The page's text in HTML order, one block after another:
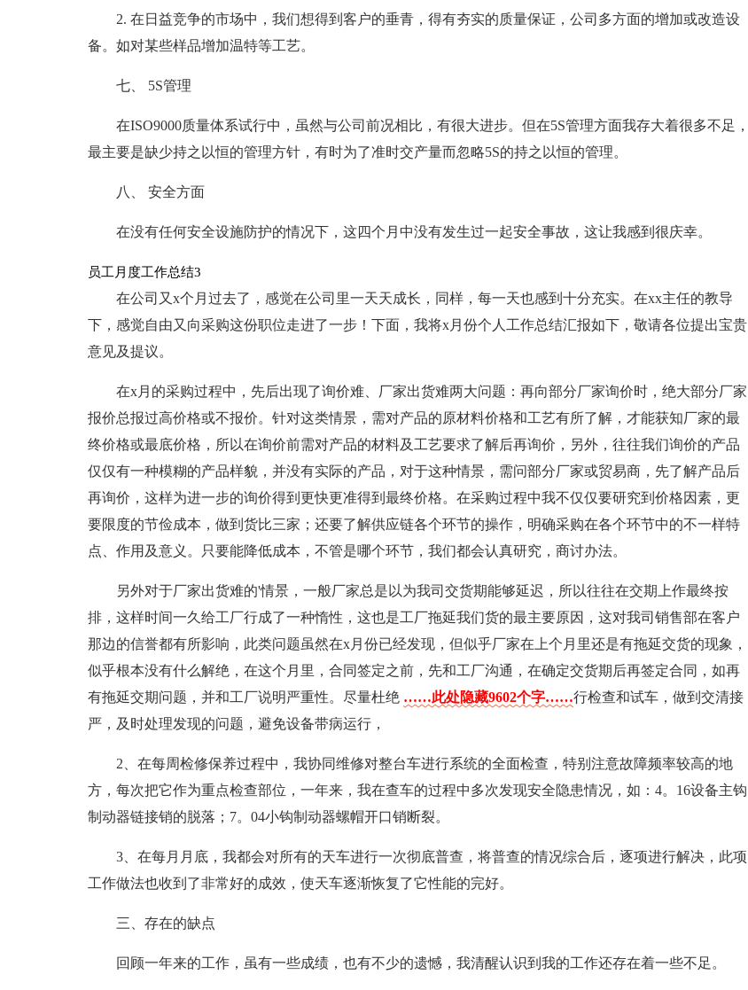
2. 在日益竞争的市场中，我们想得到客户的垂青，得有夯实的质量保证，公司多方面的增加或改造设
备。如对某些样品增加温特等工艺。
七、 5S管理
在ISO9000质量体系试行中，虽然与公司前况相比，有很大进步。但在5S管理方面我存大着很多不足，
最主要是缺少持之以恒的管理方针，有时为了准时交产量而忽略5S的持之以恒的管理。
八、 安全方面
在没有任何安全设施防护的情况下，这四个月中没有发生过一起安全事故，这让我感到很庆幸。
员工月度工作总结3
在公司又x个月过去了，感觉在公司里一天天成长，同样，每一天也感到十分充实。在xx主任的教导
下，感觉自由又向采购这份职位走进了一步！下面，我将x月份个人工作总结汇报如下，敬请各位提出宝贵
意见及提议。
在x月的采购过程中，先后出现了询价难、厂家出货难两大问题：再向部分厂家询价时，绝大部分厂家
报价总报过高价格或不报价。针对这类情景，需对产品的原材料价格和工艺有所了解，才能获知厂家的最
终价格或最底价格，所以在询价前需对产品的材料及工艺要求了解后再询价，另外，往往我们询价的产品
仅仅有一种模糊的产品样貌，并没有实际的产品，对于这种情景，需问部分厂家或贸易商，先了解产品后
再询价，这样为进一步的询价得到更快更准得到最终价格。在采购过程中我不仅仅要研究到价格因素，更
要限度的节俭成本，做到货比三家；还要了解供应链各个环节的操作，明确采购在各个环节中的不一样特
点、作用及意义。只要能降低成本，不管是哪个环节，我们都会认真研究，商讨办法。
另外对于厂家出货难的'情景，一般厂家总是以为我司交货期能够延迟，所以往往在交期上作最终按
排，这样时间一久给工厂行成了一种惰性，这也是工厂拖延我们货的最主要原因，这对我司销售部在客户
那边的信誉都有所影响，此类问题虽然在x月份已经发现，但似乎厂家在上个月里还是有拖延交货的现象，
似乎根本没有什么解绝，在这个月里，合同签定之前，先和工厂沟通，在确定交货期后再签定合同，如再
有拖延交期问题，并和工厂说明严重性。尽量杜绝 ……此处隐藏9602个字……行检查和试车，做到交清接
严，及时处理发现的问题，避免设备带病运行，
2、在每周检修保养过程中，我协同维修对整台车进行系统的全面检查，特别注意故障频率较高的地
方，每次把它作为重点检查部位，一年来，我在查车的过程中多次发现安全隐患情况，如：4。16设备主钩
制动器链接销的脱落；7。04小钩制动器螺帽开口销断裂。
3、在每月月底，我都会对所有的天车进行一次彻底普查，将普查的情况综合后，逐项进行解决，此项
工作做法也收到了非常好的成效，使天车逐渐恢复了它性能的完好。
三、存在的缺点
回顾一年来的工作，虽有一些成绩，也有不少的遗憾，我清醒认识到我的工作还存在着一些不足。